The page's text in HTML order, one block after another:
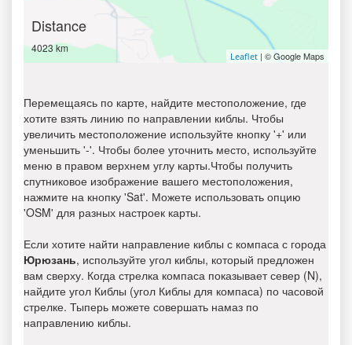
Distance
4023 km
Leaflet | © Google Maps
Перемещаясь по карте, найдите местоположение, где
хотите взять линию по направлении киблы. Чтобы
увеличить местоположение используйте кнопку '+' или
уменьшить '-'. Чтобы более уточнить место, используйте
меню в правом верхнем углу карты.Чтобы получить
спутниковое изображение вашего местоположения,
нажмите на кнопку 'Sat'. Можете использовать опцию
'OSM' для разных настроек карты.
Если хотите найти направление киблы с компаса с города
Юрюзань, используйте угол киблы, который предложен
вам сверху. Когда стрелка компаса показывает север (N),
найдите угол Киблы (угол Киблы для компаса) по часовой
стрелке. Тыперь можете совершать намаз по
направлению киблы.